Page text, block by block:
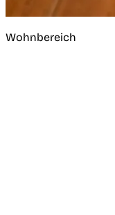
Wohnbereich